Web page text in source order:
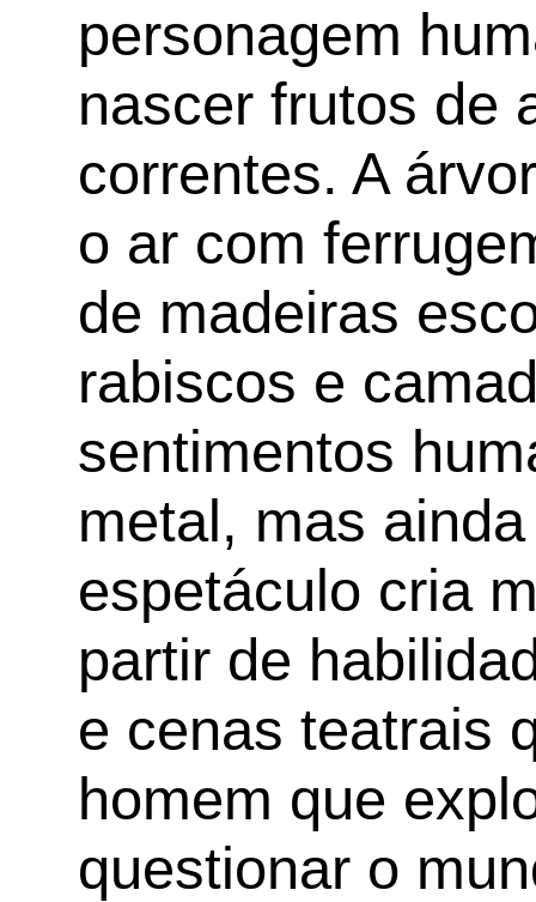
personagem
nascer frutos de
correntes. A
o ar com
de madeiras
rabiscos e
sentimentos
metal, mas
espetáculo cria
partir de
e cenas teatrais
homem que
questionar o